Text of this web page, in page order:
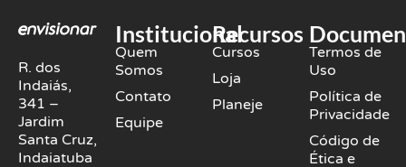
R. dos
Indaiás,
341 –
Jardim
Santa Cruz,
Indaiatuba
Institucional
Quem
Somos
Contato
Equipe
Recursos
Cursos
Loja
Planeje
Termos de
Uso
Política de
Privacidade
Código de
Ética e